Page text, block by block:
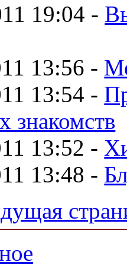
19:04 -
13:56 -
13:54 -
знакомств
13:52 -
13:48 -